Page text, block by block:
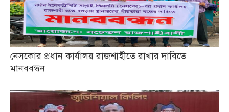
নেসকোর প্রধান কার্যালয় রাজশাহীতে রাখার দাবিতে
মানববন্ধন